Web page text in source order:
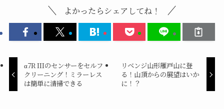
よかったらシェアしてね！
α7R IIIのセンサーをセルフ
クリーニング！ミラーレス
は簡単に清掃できる
リベンジ山形雁戸山に登
る！山頂からの展望はいか
に！？